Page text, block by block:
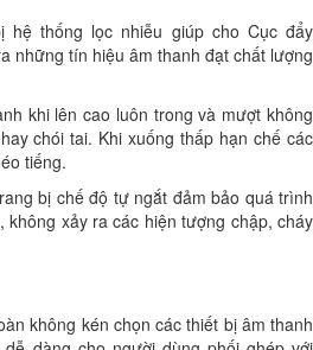
thống lọc nhiễu giúp cho Cục đẩy
những tín hiệu âm thanh đạt chất lượng
khi lên cao luôn trong và mượt không
chói tai. Khi xuống thấp hạn chế các
tiếng.
bị chế độ tự ngắt đảm bảo quá trình
không xảy ra các hiện tượng chập, cháy
không kén chọn các thiết bị âm thanh